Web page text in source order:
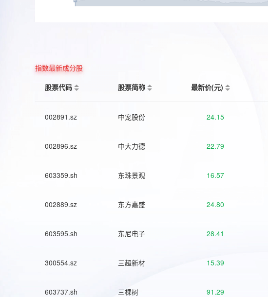
指数最新成分股
股票代码
股票简称 最新价(元)
002891.sz 中宠股份 24.15
002896.sz 中大力德 22.79
603359.sh 东珠景观 16.57
002889.sz 东方嘉盛 24.80
603595.sh 东尼电子 28.41
300554.sz 三超新材 15.39
603737.sh 三棵树 91.29